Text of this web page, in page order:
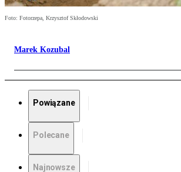
Foto: Fotorzepa, Krzysztof Skłodowski
Marek Kozubal
Powiązane
Polecane
Najnowsze